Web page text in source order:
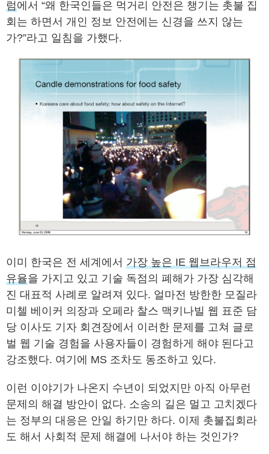
럼에서 “왜 한국인들은 먹거리 안전은 챙기는 촛불 집
회는 하면서 개인 정보 안전에는 신경을 쓰지 않는
가?”라고 일침을 가했다.
이미 한국은 전 세계에서 가장 높은 IE 웹브라우저 점
유율을 가지고 있고 기술 독점의 폐해가 가장 심각해
진 대표적 사례로 알려져 있다. 얼마전 방한한 모질라
미첼 베이커 의장과 오페라 찰스 맥키나빌 웹 표준 담
당 이사도 기자 회견장에서 이러한 문제를 고쳐 글로
벌 웹 기술 경험을 사용자들이 경험하게 해야 된다고
강조했다. 여기에 MS 조차도 동조하고 있다.
이런 이야기가 나온지 수년이 되었지만 아직 아무런
문제의 해결 방안이 없다. 소송의 길은 멀고 고치겠다
는 정부의 대응은 안일 하기만 하다. 이제 촛불집회라
도 해서 사회적 문제 해결에 나서야 하는 것인가?